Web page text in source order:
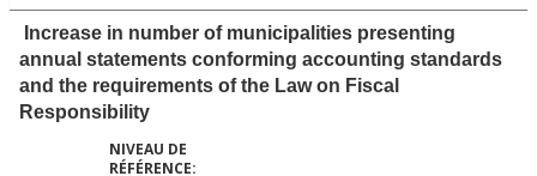
Increase in number of municipalities presenting
annual statements conforming accounting standards
and the requirements of the Law on Fiscal
Responsibility